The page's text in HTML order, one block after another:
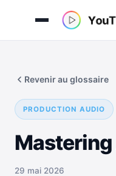
contenu
PRODUCTION AUDIO
Revenir au glossaire
29 mai 2026